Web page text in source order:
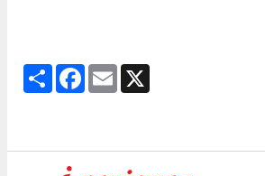
Share Facebook
Email